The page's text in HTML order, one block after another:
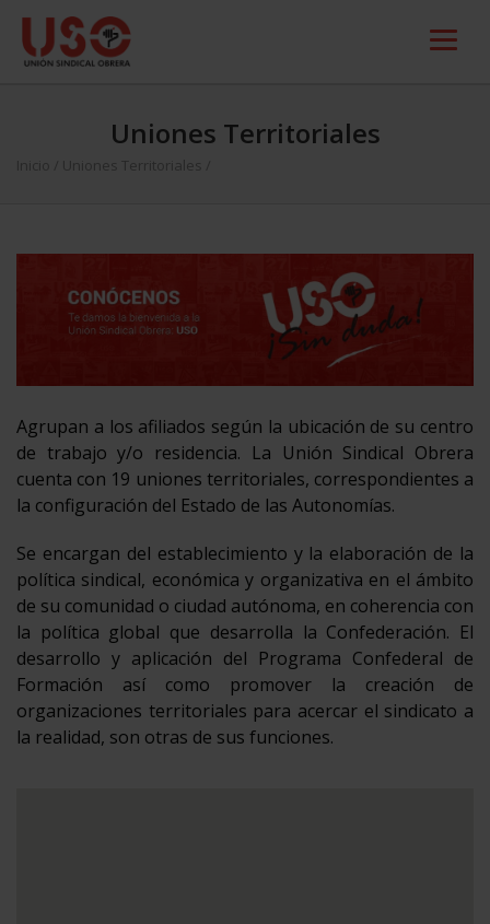
Uniones Territoriales
Inicio Uniones Territoriales
Agrupan a los afiliados según la ubicación de su centro
de trabajo y/o residencia. La Unión Sindical Obrera
cuenta con 19 uniones territoriales, correspondientes a
la configuración del Estado de las Autonomías.
Se encargan del establecimiento y la elaboración de la
política sindical, económica y organizativa en el ámbito
de su comunidad o ciudad autónoma, en coherencia con
la política global que desarrolla la Confederación. El
desarrollo y aplicación del Programa Confederal de
Formación así como promover la creación de
organizaciones territoriales para acercar el sindicato a
la realidad, son otras de sus funciones.